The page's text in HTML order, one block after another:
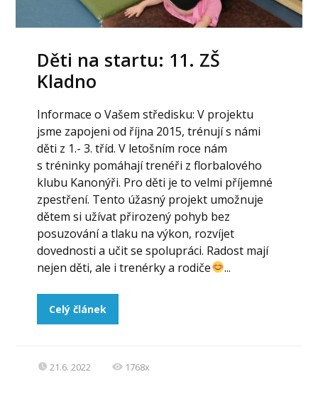
Děti na startu: 11. ZŠ
Kladno
Informace o Vašem středisku: V projektu
jsme zapojeni od října 2015, trénují s námi
děti z 1.- 3. tříd. V letošním roce nám
s tréninky pomáhají trenéři z florbalového
klubu Kanonýři. Pro děti je to velmi příjemné
zpestření. Tento úžasný projekt umožnuje
dětem si užívat přirozený pohyb bez
posuzování a tlaku na výkon, rozvíjet
dovednosti a učit se spolupráci. Radost mají
nejen děti, ale i trenérky a rodiče
...
Celý článek
21.6. 2022 1768x